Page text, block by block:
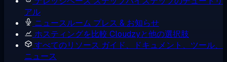
アル
ニュースルーム プレス & お知らせ
ホスティングを比較 Cloudzyと他の選択肢
すべてのリソース ガイド、ドキュメント、ツール、
ニュース